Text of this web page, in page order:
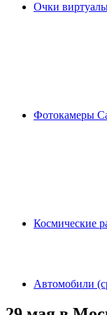
Очки
Фотокамеры
Космические
Автомобили